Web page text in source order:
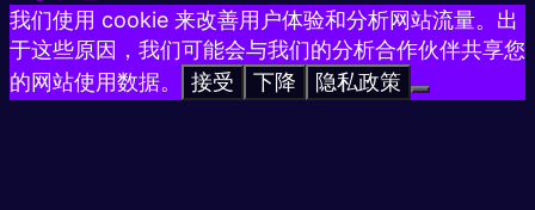
我们使用 cookie 来改善用户体验和分析网站流量。出
于这些原因，我们可能会与我们的分析合作伙伴共享您
的网站使用数据。
接受 下降 隐私政策